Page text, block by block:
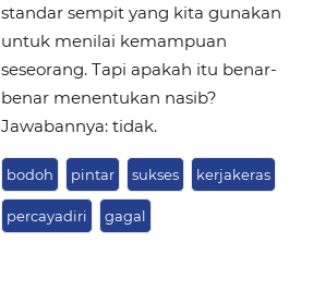
standar sempit yang kita gunakan
untuk menilai kemampuan
seseorang. Tapi apakah itu benar-
benar menentukan nasib?
Jawabannya: tidak.
bodoh pintar sukses kerjakeras
percayadiri gagal